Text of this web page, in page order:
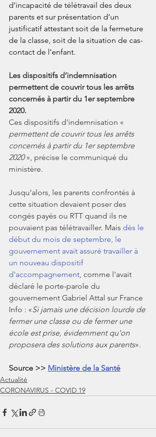
d’incapacité de télétravail des deux
parents et sur présentation d’un
justificatif attestant soit de la fermeture
de la classe, soit de la situation de cas-
contact de l’enfant.
Les dispositifs d’indemnisation
permettent de couvrir tous les arrêts
concernés à partir du 1er septembre
2020.
Ces dispositifs d'indemnisation «
permettent de couvrir tous les arrêts
concernés à partir du 1er septembre
2020 », précise le communiqué du
ministère.
Jusqu'alors, les parents confrontés à
cette situation devaient poser des
congés payés ou RTT quand ils ne
pouvaient pas télétravailler. Mais dès le
début du mois de septembre, le
gouvernement avait assuré travailler à
un nouveau dispositif
d'accompagnement, comme l'avait
déclaré le porte-parole du
gouvernement Gabriel Attal sur France
Info : «Si jamais une décision lourde de
fermer une classe ou de fermer une
école est prise, évidemment qu'on
proposera des solutions aux parents».
Source >> Ministère de la Santé
Actualité
CORONAVIRUS - COVID 19